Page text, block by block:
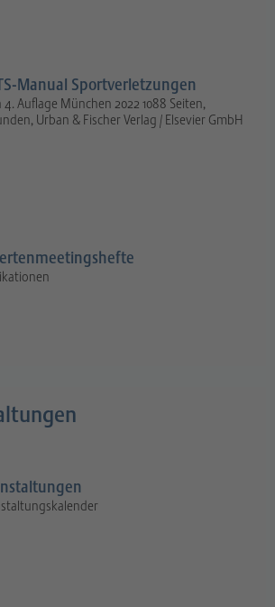
Manual Sportverletzungen
4. Auflage München 2022 1088 Seiten,
Urban & Fischer Verlag / Elsevier GmbH